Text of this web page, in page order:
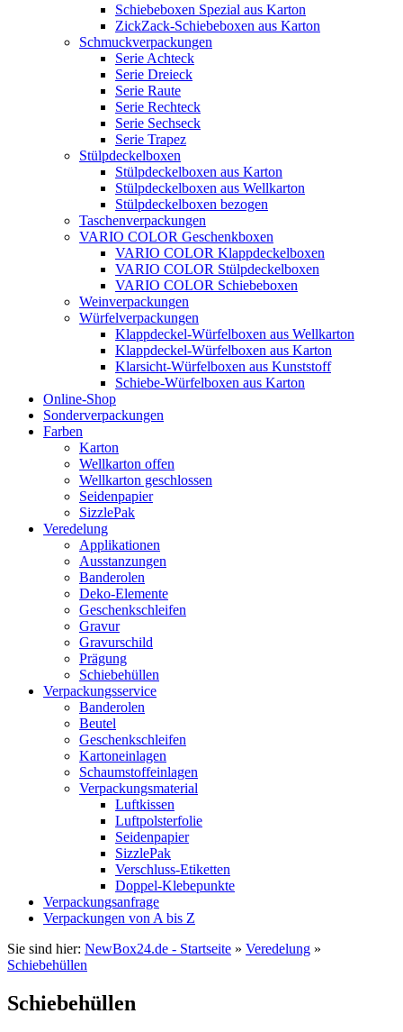
Schiebeboxen Spezial aus Karton
ZickZack-Schiebeboxen aus Karton
Schmuckverpackungen
Serie Achteck
Serie Dreieck
Serie Raute
Serie Rechteck
Serie Sechseck
Serie Trapez
Stülpdeckelboxen
Stülpdeckelboxen aus Karton
Stülpdeckelboxen aus Wellkarton
Stülpdeckelboxen bezogen
Taschenverpackungen
VARIO COLOR Geschenkboxen
VARIO COLOR Klappdeckelboxen
VARIO COLOR Stülpdeckelboxen
VARIO COLOR Schiebeboxen
Weinverpackungen
Würfelverpackungen
Klappdeckel-Würfelboxen aus Wellkarton
Klappdeckel-Würfelboxen aus Karton
Klarsicht-Würfelboxen aus Kunststoff
Schiebe-Würfelboxen aus Karton
Online-Shop
Sonderverpackungen
Farben
Karton
Wellkarton offen
Wellkarton geschlossen
Seidenpapier
SizzlePak
Veredelung
Applikationen
Ausstanzungen
Banderolen
Deko-Elemente
Geschenkschleifen
Gravur
Gravurschild
Prägung
Schiebehüllen
Verpackungsservice
Banderolen
Beutel
Geschenkschleifen
Kartoneinlagen
Schaumstoffeinlagen
Verpackungsmaterial
Luftkissen
Luftpolsterfolie
Seidenpapier
SizzlePak
Verschluss-Etiketten
Doppel-Klebepunkte
Verpackungsanfrage
Verpackungen von A bis Z
Sie sind hier: NewBox24.de - Startseite » Veredelung »
Schiebehüllen
Schiebehüllen